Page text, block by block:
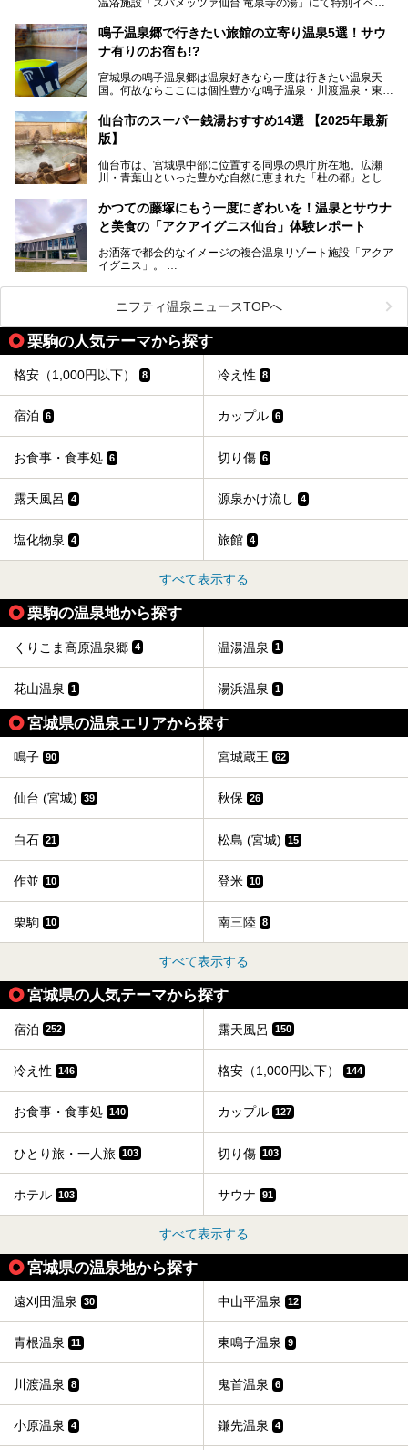
温泉郷の中でも、3本の異なる自家源泉を使い分けるその実
力は折り紙付き。実際に宿泊した筆者が、“温泉”を中心にそ
の全貌を詳細レビューします！
「サッポロ 濃い搾りレモンサワー ノンアルコール」を無料
配布します。さらにSNS投稿で「サッポロ 濃い搾りグレフ
ルサワー ノンアルコール」もプレゼント。湯上がりにぴっ
ー
提供元：サッポロビール【PR】
鳴子温泉郷で行きたい旅館の立寄り温泉5選！サウ
ナ有りのお宿も!?
宮城県の鳴子温泉郷は温泉好きなら一度は行きたい温泉天
国。何故ならここには個性豊かな鳴子温泉・川渡温泉・東鳴
硫黄泉、塩化物泉、硫酸塩泉、炭酸水素塩泉などと多様な泉
質がそろっているからです。
の旅館・ホテルも立ち寄り入浴に門戸を開いてくれていま
す。
今回はそんな旅館の中から、おすすめしたい5ヶ所の温泉を
セレクトしてみました。うち3ヶ所はサウナも楽しめます。
仙台市のスーパー銭湯おすすめ14選 【2025年最新
版】
仙台市は、宮城県中部に位置する同県の県庁所在地。広瀬
川・青葉山といった豊かな自然に恵まれた「杜の都」として
人気です。新幹線を使えば都心から1時間30分とアクセスも
よく、気軽に訪れやすい地方都市の1つです。
仙台牛タンなどを堪能するグルメ旅や、スポーツ観戦の遠征
時などに利用しやすい温浴施設がたくさんありますよ。
かつての藤塚にもう一度にぎわいを！温泉とサウナ
と美食の「アクアイグニス仙台」体験レポート
お洒落で都会的なイメージの複合温泉リゾート施設「アクア
イグニス」。
関西空港や吉川美南（埼玉県）に続いて仙台市若林区に202
2年4月にオープンした「アクアイグニス仙台」は、日帰り
温泉の「藤塚の湯」、マルシェ リアン、和食「笠庵」、イ
タリアン「グリーチネ」、ベーカリー「マリアージュ ドゥ
ファリーヌ」、スイーツの「コンフィチュール アッシュ」
と「ル ショコラ ドゥ アッシュ」、そしてカフェ「猿田彦珈
琲」と話題のお店が勢ぞろい！
この「アクアイグニス仙台」の魅力を探りにお出かけしてき
ニフティ温泉ニュースTOPへ
栗駒の人気テーマから探す
格安（1,000円以下） 8 冷え性 8
宿泊 6 カップル 6
お食事・食事処 6 切り傷 6
露天風呂 4 源泉かけ流し 4
塩化物泉 4 旅館 4
すべて表示する
栗駒の温泉地から探す
くりこま高原温泉郷 4 温湯温泉 1
花山温泉 1 湯浜温泉 1
宮城県の温泉エリアから探す
鳴子 90 宮城蔵王 62
仙台 (宮城) 39 秋保 26
白石 21 松島 (宮城) 15
作並 10 登米 10
栗駒 10 南三陸 8
すべて表示する
宮城県の人気テーマから探す
宿泊 252 露天風呂 150
冷え性 146 格安（1,000円以下） 144
お食事・食事処 140 カップル 127
ひとり旅・一人旅 103 切り傷 103
ホテル 103 サウナ 91
すべて表示する
宮城県の温泉地から探す
遠刈田温泉 30 中山平温泉 12
青根温泉 11 東鳴子温泉 9
川渡温泉 8 鬼首温泉 6
小原温泉 4 鎌先温泉 4